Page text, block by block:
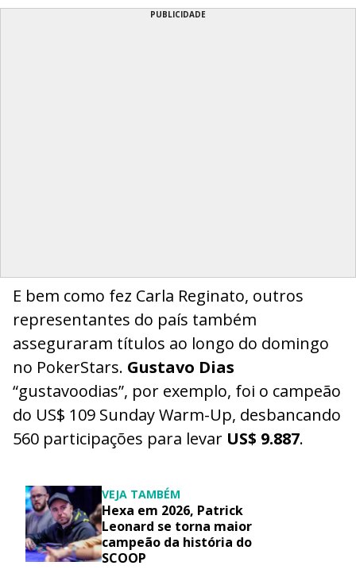
PUBLICIDADE
E bem como fez Carla Reginato, outros
representantes do país também
asseguraram títulos ao longo do domingo
no PokerStars. Gustavo Dias
“gustavoodias”, por exemplo, foi o campeão
do US$ 109 Sunday Warm-Up, desbancando
560 participações para levar US$ 9.887.
VEJA TAMBÉM
Hexa em 2026, Patrick
Leonard se torna maior
campeão da história do
SCOOP